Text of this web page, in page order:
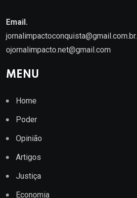
Email.
jornalimpactoconquista@gmail.com.br.
ojornalimpacto.net@gmail.com
MENU
Home
Poder
Opinião
Artigos
Justiça
Economia